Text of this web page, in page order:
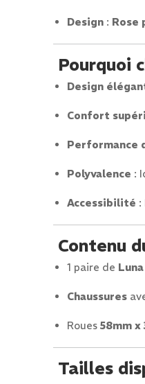
Design : Rose
Pourquoi
Design
Confort
Performance
Polyvalence :
Accessibilité :
Contenu
1 paire de
Chaussures
Roues 58mm x
Tailles